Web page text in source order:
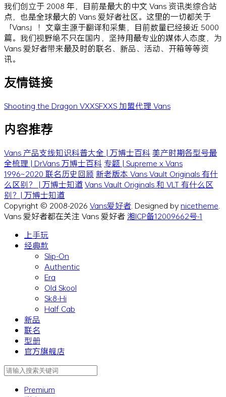
我们创立于 2008 年，目前是最大的中文 Vans 资讯类综合站
点，也是全球最大的 Vans 爱好者社区。这里的一切都关于
「Vans」！文章主源于翻译和采集，目前数量已经接近 5000
篇。我们视野绝不只在国内，坚持用最专业的媒体人态度，为
Vans 爱好者带来最及时的联名、新品、活动、开箱等等资
讯。
友情链接
Shooting the Dragon VXXSFXXS加盟代理 Vans
内容推荐
Vans 产品支线知识科普大全 | 万博士百科美产时期各型号最
全梳理 | Dr.Vans 万博士百科 专题 | Supreme x Vans
1996~2020 联名历史回顾 新老版本 Vans Vault Originals 有什
么区别？ | 万博士知道Vans Vault Originals 和 VLT 有什么区
别？| 万博士知道
Copyright © 2008-2026 Vans爱好者 . Designed bynicetheme
Vans 爱好者都在关注 Vans 爱好者湘ICP备12009662号-1
上手玩
经典款
Slip-On
Authentic
Era
Old Skool
Sk8-Hi
Half Cab
新品
联名
型册
官方旗舰店
Premium